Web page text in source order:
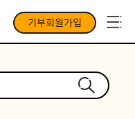
기부회원가입